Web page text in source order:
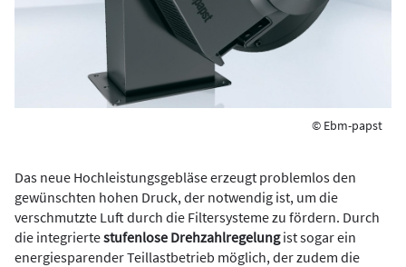
© Ebm-papst
Das neue Hochleistungsgebläse erzeugt problemlos den
gewünschten hohen Druck, der notwendig ist, um die
verschmutzte Luft durch die Filtersysteme zu fördern. Durch
die integriertestufenlose Drehzahlregelungist sogar ein
energiesparender Teillastbetrieb möglich, der zudem die